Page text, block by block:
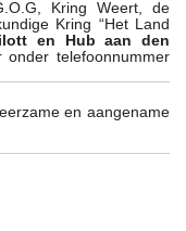
Kring Weert, de
Kring “Het Land
en Hub aan den
onder telefoonnummer
en aangename